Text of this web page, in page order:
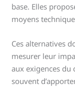
base. Elles
moyens
Ces alternatives
mesurer leur
aux exigences du
souvent